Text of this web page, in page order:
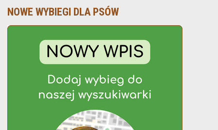
NOWE WYBIEGI DLA PSÓW